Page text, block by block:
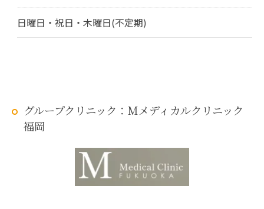
日曜日・祝日・木曜日(不定期)
グループクリニック：Mメディカルクリニック
福岡